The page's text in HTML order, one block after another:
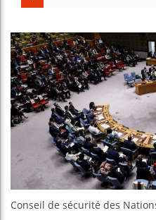
Conseil de sécurité des